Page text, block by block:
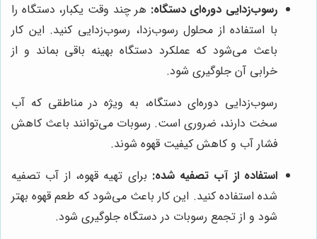
رسوب‌زدایی دوره‌ای دستگاه: هر چند وقت یکبار، دستگاه را
با استفاده از محلول رسوب‌زدا، رسوب‌زدایی کنید. این کار
باعث می‌شود که عملکرد دستگاه بهینه باقی بماند و از
خرابی آن جلوگیری شود.
رسوب‌زدایی دوره‌ای دستگاه، به ویژه در مناطقی که آب
سخت دارند، ضروری است. رسوبات می‌توانند باعث کاهش
فشار آب و کاهش کیفیت قهوه شوند.
استفاده از آب تصفیه شده: برای تهیه قهوه، از آب تصفیه
شده استفاده کنید. این کار باعث می‌شود که طعم قهوه بهتر
شود و از تجمع رسوبات در دستگاه جلوگیری شود.